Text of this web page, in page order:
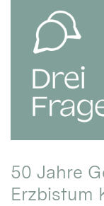
50 Jahre
Erzbistum